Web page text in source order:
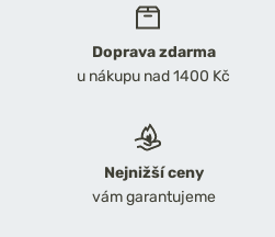
Doprava zdarma
u nákupu nad 1400 Kč
Nejnižší ceny
vám garantujeme